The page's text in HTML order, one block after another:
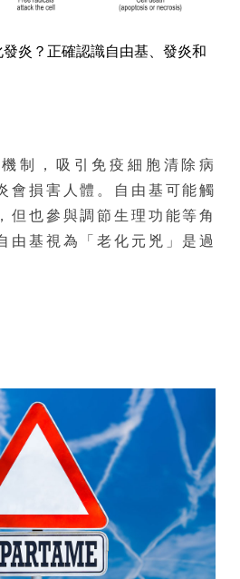
炎？正確認識自由基、發炎和
制，吸引免疫細胞清除病
會損害人體。自由基可能觸
但也參與調節生理功能等角
由基視為「老化元兇」是過